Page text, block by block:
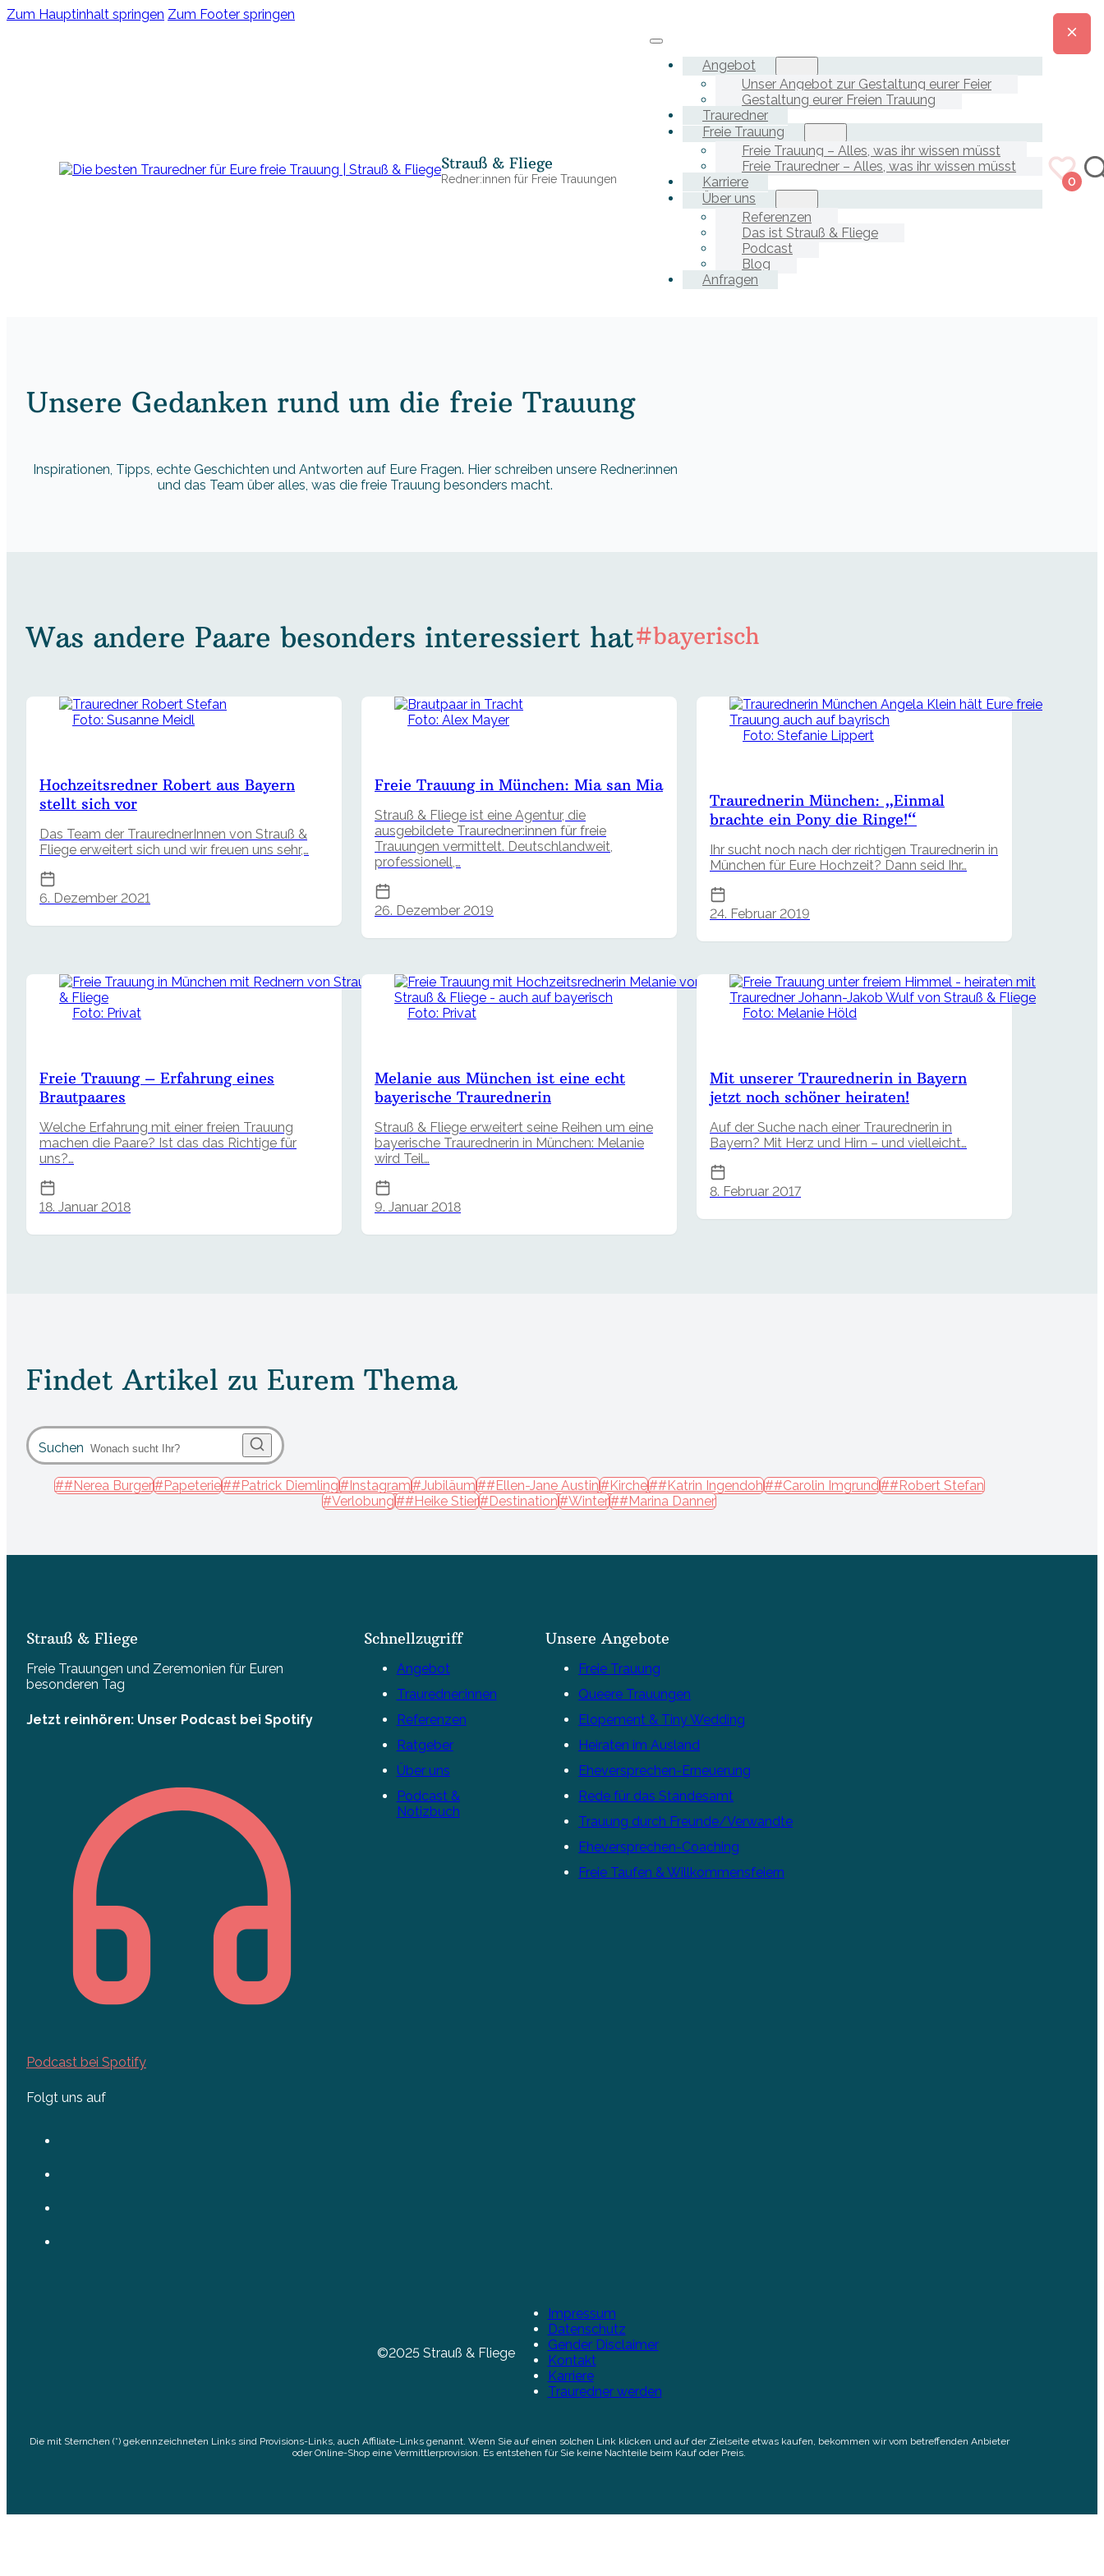
Zum Hauptinhalt springen Zum Footer springen
Strauß & Fliege
Redner:innen für Freie Trauungen
Angebot
Unser Angebot zur Gestaltung eurer Feier
Gestaltung eurer Freien Trauung
Trauredner
Freie Trauung
Freie Trauung – Alles, was ihr wissen müsst
Freie Trauredner – Alles, was ihr wissen müsst
Karriere
Über uns
Referenzen
Das ist Strauß & Fliege
Podcast
Blog
Anfragen
0
Unsere Gedanken rund um die freie Trauung
Inspirationen, Tipps, echte Geschichten und Antworten auf Eure Fragen. Hier schreiben unsere Redner:innen
und das Team über alles, was die freie Trauung besonders macht.
Was andere Paare besonders interessiert hat#bayerisch
Foto: Susanne Meidl
Hochzeitsredner Robert aus Bayern
stellt sich vor
Das Team der TraurednerInnen von Strauß &
Fliege erweitert sich und wir freuen uns sehr,…
6. Dezember 2021
Foto: Alex Mayer
Freie Trauung in München: Mia san Mia
Strauß & Fliege ist eine Agentur, die
ausgebildete Trauredner:innen für freie
Trauungen vermittelt. Deutschlandweit,
professionell,…
26. Dezember 2019
Foto: Stefanie Lippert
Traurednerin München: „Einmal
brachte ein Pony die Ringe!“
Ihr sucht noch nach der richtigen Traurednerin in
München für Eure Hochzeit? Dann seid Ihr…
24. Februar 2019
Foto: Privat
Freie Trauung – Erfahrung eines
Brautpaares
Welche Erfahrung mit einer freien Trauung
machen die Paare? Ist das das Richtige für
uns?…
18. Januar 2018
Foto: Privat
Melanie aus München ist eine echt
bayerische Traurednerin
Strauß & Fliege erweitert seine Reihen um eine
bayerische Traurednerin in München: Melanie
wird Teil…
9. Januar 2018
Foto: Melanie Höld
Mit unserer Traurednerin in Bayern
jetzt noch schöner heiraten!
Auf der Suche nach einer Traurednerin in
Bayern? Mit Herz und Hirn – und vielleicht…
8. Februar 2017
Findet Artikel zu Eurem Thema
Suchen
##Nerea Burger#Papeterie##Patrick Diemling#Instagram#Jubiläum##Ellen-Jane Austin#Kirche##Katrin Ingendoh##Carolin Imgrund##Robert Stefan
#Verlobung##Heike Stier#Destination#Winter##Marina Danner
Strauß & Fliege
Freie Trauungen und Zeremonien für Euren
besonderen Tag
Jetzt reinhören: Unser Podcast bei Spotify
Podcast bei Spotify
Folgt uns auf
Schnellzugriff
Angebot
Trauredner:innen
Referenzen
Ratgeber
Über uns
Podcast &
Notizbuch
Unsere Angebote
Freie Trauung
Queere Trauungen
Elopement & Tiny Wedding
Heiraten im Ausland
Eheversprechen-Erneuerung
Rede für das Standesamt
Trauung durch Freunde/Verwandte
Eheversprechen-Coaching
Freie Taufen & Willkommensfeiern
©2025 Strauß & Fliege
Impressum
Datenschutz
Gender Disclaimer
Kontakt
Karriere
Trauredner werden
Die mit Sternchen (*) gekennzeichneten Links sind Provisions-Links, auch Affiliate-Links genannt. Wenn Sie auf einen solchen Link klicken und auf der Zielseite etwas kaufen, bekommen wir vom betreffenden Anbieter
oder Online-Shop eine Vermittlerprovision. Es entstehen für Sie keine Nachteile beim Kauf oder Preis.